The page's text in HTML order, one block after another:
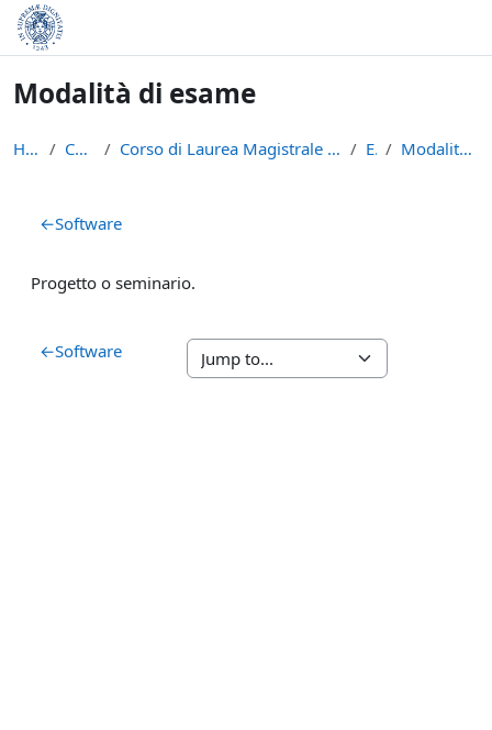
Skip to main content
Modalità di esame
Home Courses Corso di Laurea Magistrale in Informatica (LM-18) ELN Modalità di esame
Section outline
←Software
Progetto o seminario.
←Software